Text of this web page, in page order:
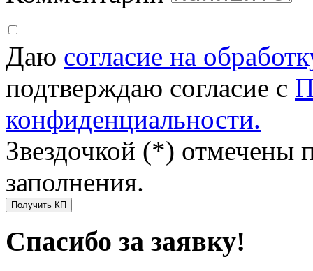
Даю согласие на
подтверждаю согласие с
конфиденциальности.
Звездочкой (*) отмечены
заполнения.
Получить КП
Спасибо за заявку!